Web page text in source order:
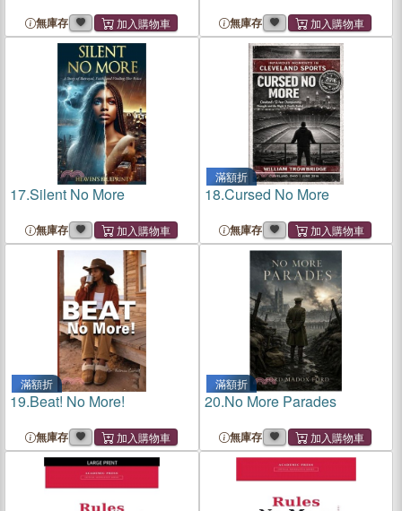
無庫存 無庫存
17.Silent No More
無庫存
滿額折
18.Cursed No More
無庫存
滿額折
19.Beat! No More!
無庫存
滿額折
20.No More Parades
無庫存